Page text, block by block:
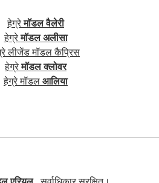
हेग्रेमॉडल वैलेरी
हेग्रेमॉडल अलीसा
लीजेंड मॉडल कैप्रिस
हेग्रेमॉडल क्लोवर
हेग्रे मॉडलआलिया